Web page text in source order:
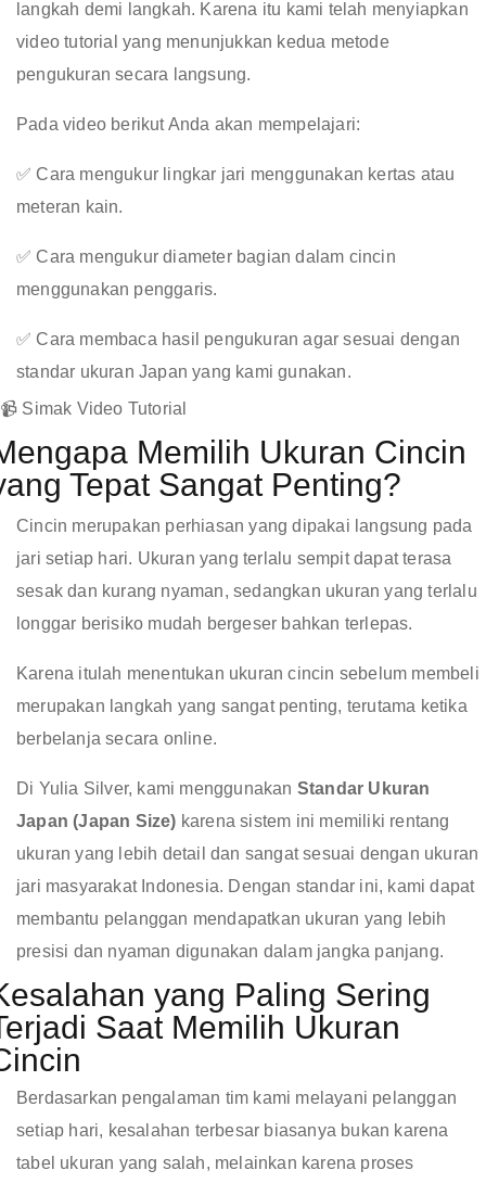
langkah demi langkah. Karena itu kami telah menyiapkan
video tutorial yang menunjukkan kedua metode
pengukuran secara langsung.
Pada video berikut Anda akan mempelajari:
✅ Cara mengukur lingkar jari menggunakan kertas atau
meteran kain.
✅ Cara mengukur diameter bagian dalam cincin
menggunakan penggaris.
✅ Cara membaca hasil pengukuran agar sesuai dengan
standar ukuran Japan yang kami gunakan.
📹 Simak Video Tutorial
Memilih Ukuran Cincin
Tepat Sangat Penting?
Cincin merupakan perhiasan yang dipakai langsung pada
jari setiap hari. Ukuran yang terlalu sempit dapat terasa
sesak dan kurang nyaman, sedangkan ukuran yang terlalu
longgar berisiko mudah bergeser bahkan terlepas.
Karena itulah menentukan ukuran cincin sebelum membeli
merupakan langkah yang sangat penting, terutama ketika
berbelanja secara online.
Di Yulia Silver, kami menggunakan Standar Ukuran
Japan (Japan Size) karena sistem ini memiliki rentang
ukuran yang lebih detail dan sangat sesuai dengan ukuran
jari masyarakat Indonesia. Dengan standar ini, kami dapat
membantu pelanggan mendapatkan ukuran yang lebih
presisi dan nyaman digunakan dalam jangka panjang.
yang Paling Sering
Saat Memilih Ukuran
Berdasarkan pengalaman tim kami melayani pelanggan
setiap hari, kesalahan terbesar biasanya bukan karena
tabel ukuran yang salah, melainkan karena proses